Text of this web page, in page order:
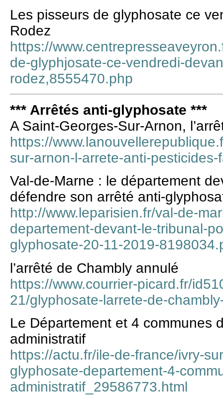
Les pisseurs de glyphosate ce
Rodez
https://
de-glyphjosate-ce-vendredi-
rodez,8555470.php
*** Arrêtés anti-glyphosate ***
A Saint-Georges-Sur-Arnon,
https://
sur-arnon-l-arrete-anti-pesticides-
Val-de-Marne : le département
défendre son arrêté anti-
http://www.leparisien.fr/val-de-
departement-devant-le-tribunal-
glyphosate-20-11-2019-
l’arrêté de Chambly annulé
https://www.courrier-picard.fr/
21/glyphosate-larrete-de-
Le Département et 4 communes
administratif
https://actu.fr/ile-de-france/ivry-
glyphosate-departement-4-
administratif_29586773.html